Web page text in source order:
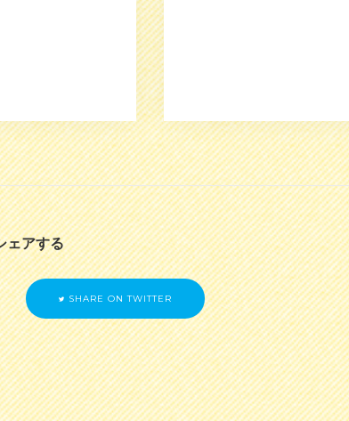
ェアする
SHARE ON TWITTER